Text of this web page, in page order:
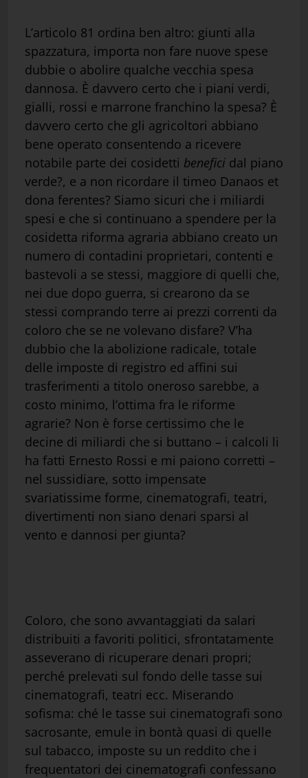
L’articolo 81 ordina ben altro: giunti alla
spazzatura, importa non fare nuove spese
dubbie o abolire qualche vecchia spesa
dannosa. È davvero certo che i piani verdi,
gialli, rossi e marrone franchino la spesa? È
davvero certo che gli agricoltori abbiano
bene operato consentendo a ricevere
notabile parte dei cosidetti benefici dal piano
verde?, e a non ricordare il timeo Danaos et
dona ferentes? Siamo sicuri che i miliardi
spesi e che si continuano a spendere per la
cosidetta riforma agraria abbiano creato un
numero di contadini proprietari, contenti e
bastevoli a se stessi, maggiore di quelli che,
nei due dopo guerra, si crearono da se
stessi comprando terre ai prezzi correnti da
coloro che se ne volevano disfare? V’ha
dubbio che la abolizione radicale, totale
delle imposte di registro ed affini sui
trasferimenti a titolo oneroso sarebbe, a
costo minimo, l’ottima fra le riforme
agrarie? Non è forse certissimo che le
decine di miliardi che si buttano – i calcoli li
ha fatti Ernesto Rossi e mi paiono corretti –
nel sussidiare, sotto impensate
svariatissime forme, cinematografi, teatri,
divertimenti non siano denari sparsi al
vento e dannosi per giunta?
Coloro, che sono avvantaggiati da salari
distribuiti a favoriti politici, sfrontatamente
asseverano di ricuperare denari propri;
perché prelevati sul fondo delle tasse sui
cinematografi, teatri ecc. Miserando
sofisma: ché le tasse sui cinematografi sono
sacrosante, emule in bontà quasi di quelle
sul tabacco, imposte su un reddito che i
frequentatori dei cinematografi confessano